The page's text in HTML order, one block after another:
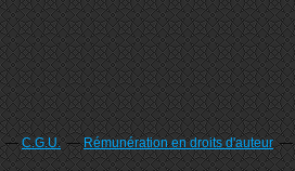
C.G.U. Rémunération en droits d'auteur